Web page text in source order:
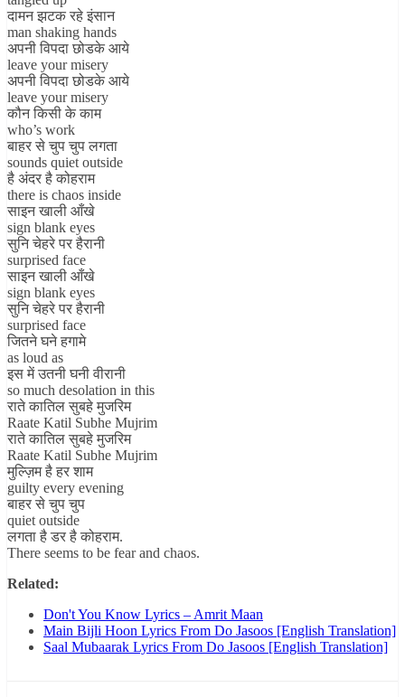
दामन झटक रहे इंसान
man shaking hands
अपनी विपदा छोडके आये
leave your misery
अपनी विपदा छोडके आये
leave your misery
कौन किसी के काम
who’s work
बाहर से चुप चुप लगता
sounds quiet outside
है अंदर है कोहराम
there is chaos inside
साइन खाली आँखे
sign blank eyes
सुनि चेहरे पर हैरानी
surprised face
साइन खाली आँखे
sign blank eyes
सुनि चेहरे पर हैरानी
surprised face
जितने घने हगामे
as loud as
इस में उतनी घनी वीरानी
so much desolation in this
राते कातिल सुबहे मुजरिम
Raate Katil Subhe Mujrim
राते कातिल सुबहे मुजरिम
Raate Katil Subhe Mujrim
मुल्ज़िम है हर शाम
guilty every evening
बाहर से चुप चुप
quiet outside
लगता है डर है कोहराम.
There seems to be fear and chaos.
Related:
Don't You Know Lyrics – Amrit Maan
Main Bijli Hoon Lyrics From Do Jasoos [English Translation]
Saal Mubaarak Lyrics From Do Jasoos [English Translation]